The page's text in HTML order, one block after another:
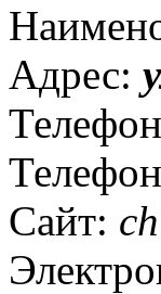
Адрес:
Сайт: